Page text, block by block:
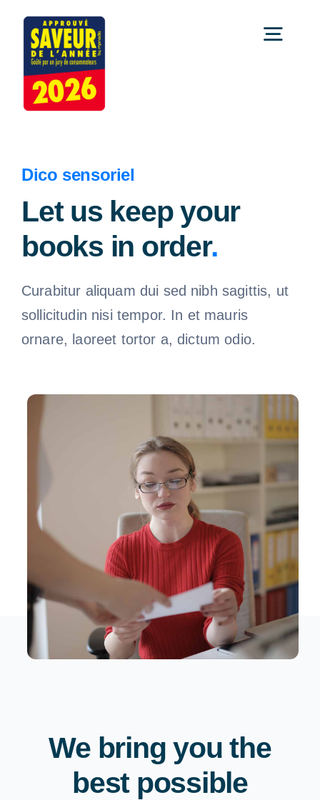
contenu
Témoignages
Le palmarès
Les news
Dico sensoriel
Let us keep your
books in order.
Curabitur aliquam dui sed nibh sagittis, ut
sollicitudin nisi tempor. In et mauris
ornare, laoreet tortor a, dictum odio.
We bring you the
best possible